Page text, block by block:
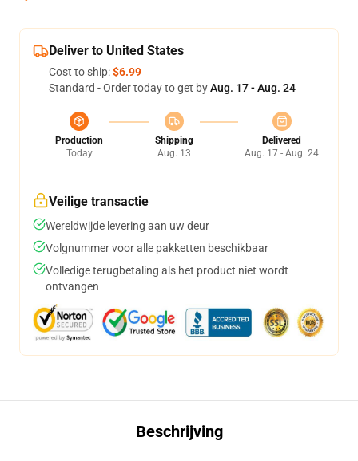
Deliver to United States
Cost to ship:$6.99
Standard - Order today to get byAug. 17 - Aug. 24
Production
Today
Shipping
Aug. 13
Delivered
Aug. 17 - Aug. 24
Veilige transactie
Wereldwijde levering aan uw deur
Volgnummer voor alle pakketten beschikbaar
Volledige terugbetaling als het product niet wordt
ontvangen
Beschrijving